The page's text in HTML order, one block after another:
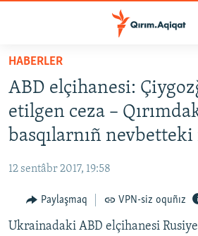
Esas
qaytmaq
Baş
navigatsiyağa
qaytmaq
Qıdıruvğa
HABERLER
SİYASET
İQTİSADİYAT
MEDENİYET
İNSAN AQLARI
VİDEO
HABERLER
ABD elçihanesi:
etilgen ceza –
basqılarnıñ
12 sentâbr 2017, 19:58
Paylaşmaq VPN-siz oquñız
Ukrainadaki ABD elçihanesi